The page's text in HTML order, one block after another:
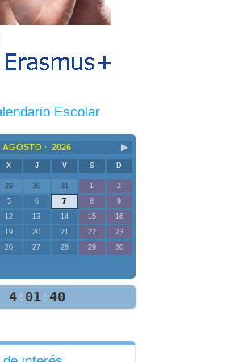
Escolar
AGOSTO · 2026 ▶
X J V S D
29 30 31 1
2
5 6 7 8
9
12 13 14 15
16
19 20 21 22
23
26 27 28 29
30
4: 01: 41